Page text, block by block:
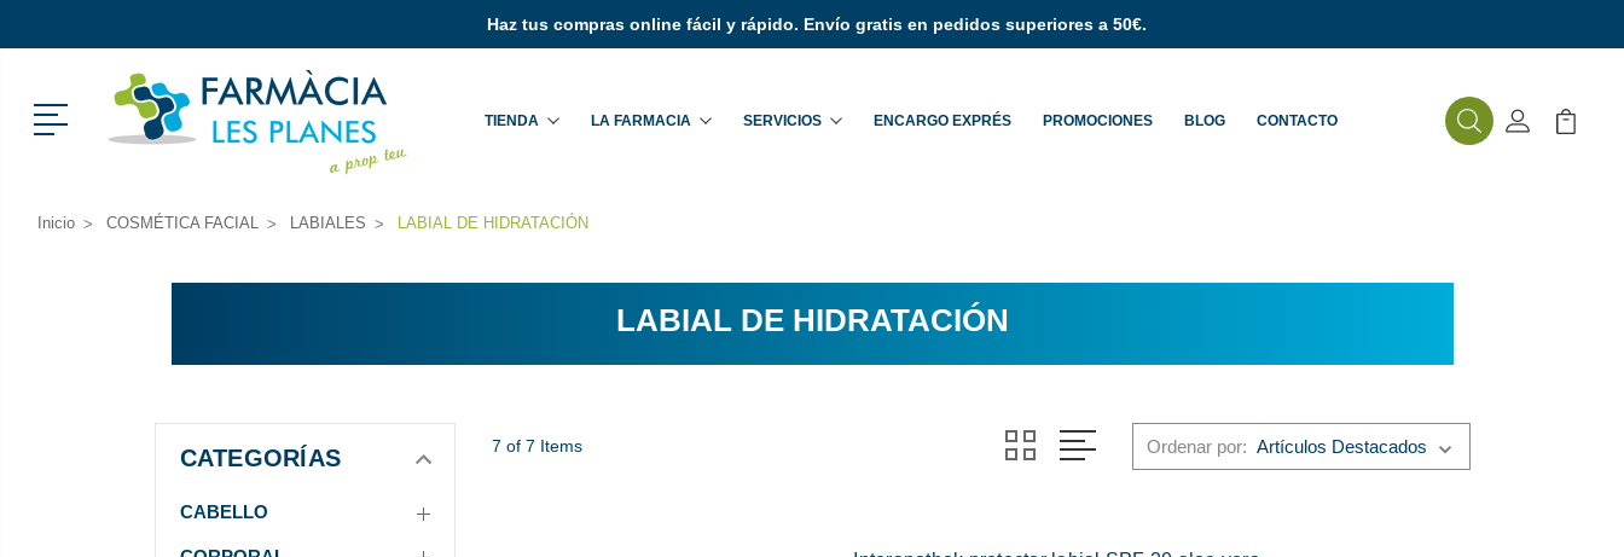
Haz tus compras online fácil y rápido. Envío gratis en pedidos superiores a 50€.
Menú TIENDA LA FARMACIA SERVICIOS ENCARGO EXPRÉS PROMOCIONES BLOG CONTACTO BuscarMi Cuenta
Mi
Inicio COSMÉTICA FACIAL LABIALES LABIAL DE HIDRATACIÓN
LABIAL DE HIDRATACIÓN
CATEGORÍAS
CABELLO
7 of 7 Items Ordenar por: